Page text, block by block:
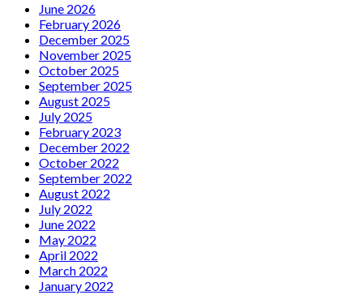
June 2026
February 2026
December 2025
November 2025
October 2025
September 2025
August 2025
July 2025
February 2023
December 2022
October 2022
September 2022
August 2022
July 2022
June 2022
May 2022
April 2022
March 2022
January 2022